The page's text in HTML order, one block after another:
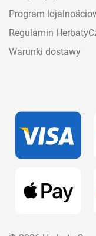
Program
Regulamin
Warunki dostawy